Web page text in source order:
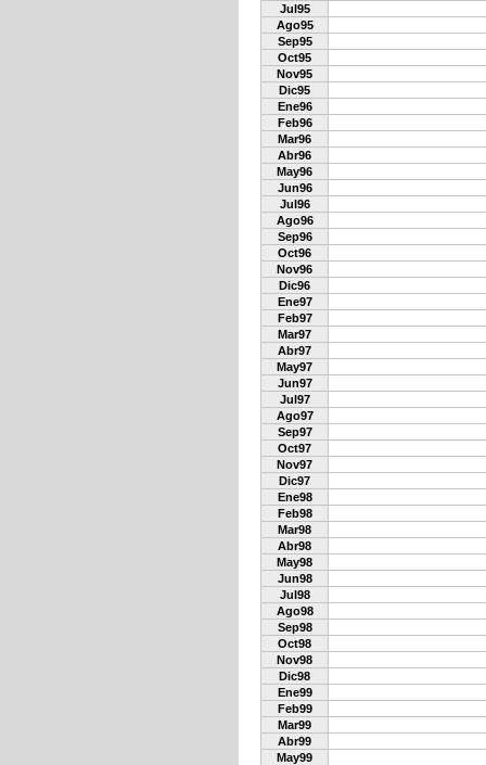
Jul95
Ago95
Sep95
Oct95
Nov95
Dic95
Ene96
Feb96
Mar96
Abr96
May96
Jun96
Jul96
Ago96
Sep96
Oct96
Nov96
Dic96
Ene97
Feb97
Mar97
Abr97
May97
Jun97
Jul97
Ago97
Sep97
Oct97
Nov97
Dic97
Ene98
Feb98
Mar98
Abr98
May98
Jun98
Jul98
Ago98
Sep98
Oct98
Nov98
Dic98
Ene99
Feb99
Mar99
Abr99
May99